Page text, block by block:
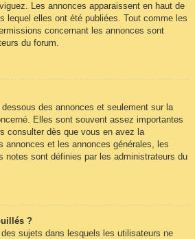
Les annonces apparaissent en haut de
lequel elles ont été publiées. Tout comme les
concernant les annonces sont
du forum.
des annonces et seulement sur la
Elles sont souvent assez importantes
consulter dès que vous en avez la
annonces et les annonces générales, les
notes sont définies par les administrateurs du
?
des sujets dans lesquels les utilisateurs ne